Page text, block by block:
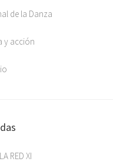
de la Danza
y acción
RED XI